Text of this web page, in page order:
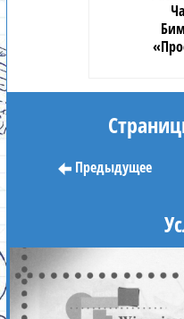
Предыдущее